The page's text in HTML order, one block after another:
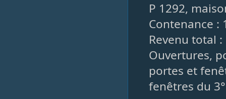
P 1292,
Contenance :
Revenu total
Ouvertures,
portes et
fenêtres du